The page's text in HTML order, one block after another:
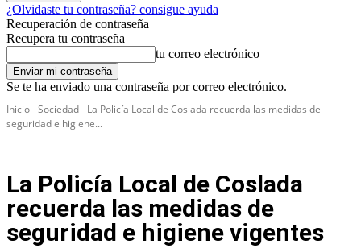
¿Olvidaste tu contraseña? consigue ayuda
Recuperación de contraseña
Recupera tu contraseña
tu correo electrónico
Se te ha enviado una contraseña por correo electrónico.
Inicio Sociedad
La Policía Local de Coslada recuerda las medidas de
seguridad e higiene...
La Policía Local de Coslada
recuerda las medidas de
seguridad e higiene vigentes